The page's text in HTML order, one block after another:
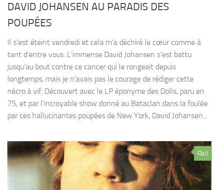
DAVID JOHANSEN AU PARADIS DES
POUPÉES
Il s’est éteint vendredi et cela m’a déchiré le cœur comme à
tant d’entre vous. L’immense David Johansen s’est battu
jusqu’au bout contre ce cancer qui le rongeait depuis
longtemps, mais je n’avais pas le courage de rédiger cette
nécro à vif. Découvert avec le LP éponyme des Dolls, paru en
75, et par l’incroyable show donné au Bataclan dans la foulée
par ces hallucinantes poupées de New York, David Johansen...
0